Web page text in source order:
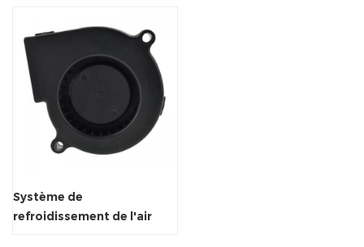
Système de
refroidissement de l'air